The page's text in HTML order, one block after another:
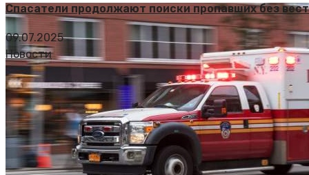
Спасатели продолжают поиски пропавших без
09.07.2025
Новости